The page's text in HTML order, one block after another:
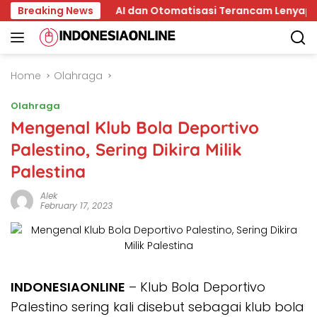
Skip
to
content
Breaking NewsAI dan Otomatisasi Terancam Lenyapkan 15
Home Olahraga
Olahraga
Mengenal Klub Bola Deportivo
Palestino, Sering Dikira Milik
Palestina
Alek
February 17, 2023
INDONESIAONLINE – Klub Bola Deportivo
Palestino sering kali disebut sebagai klub bola